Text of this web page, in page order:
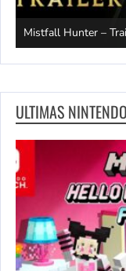
Mistfall Hunter –
ULTIMAS